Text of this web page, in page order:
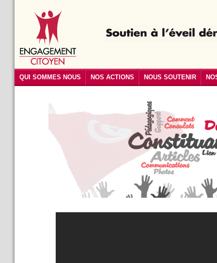
QUI SOMMES NOUS NOS ACTIONS NOUS SOUTENIR